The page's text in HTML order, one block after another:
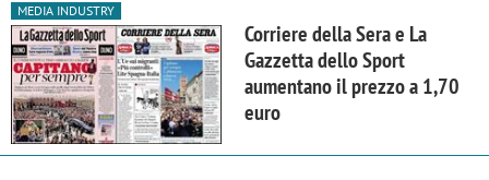
MEDIA INDUSTRY
Corriere della Sera e La
Gazzetta dello Sport
aumentano il prezzo a 1,70
euro